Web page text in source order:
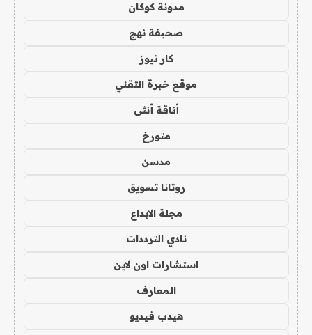
مدونة كوكان
صحيفة نهج
كار نيوز
موقع خبرة التقني
أناقة أنثى
متورخ
مدسن
روتانا تسويق
مجلة الابداع
نادي الترددات
استشارات اون لاين
المعارف
هيدب فيديو